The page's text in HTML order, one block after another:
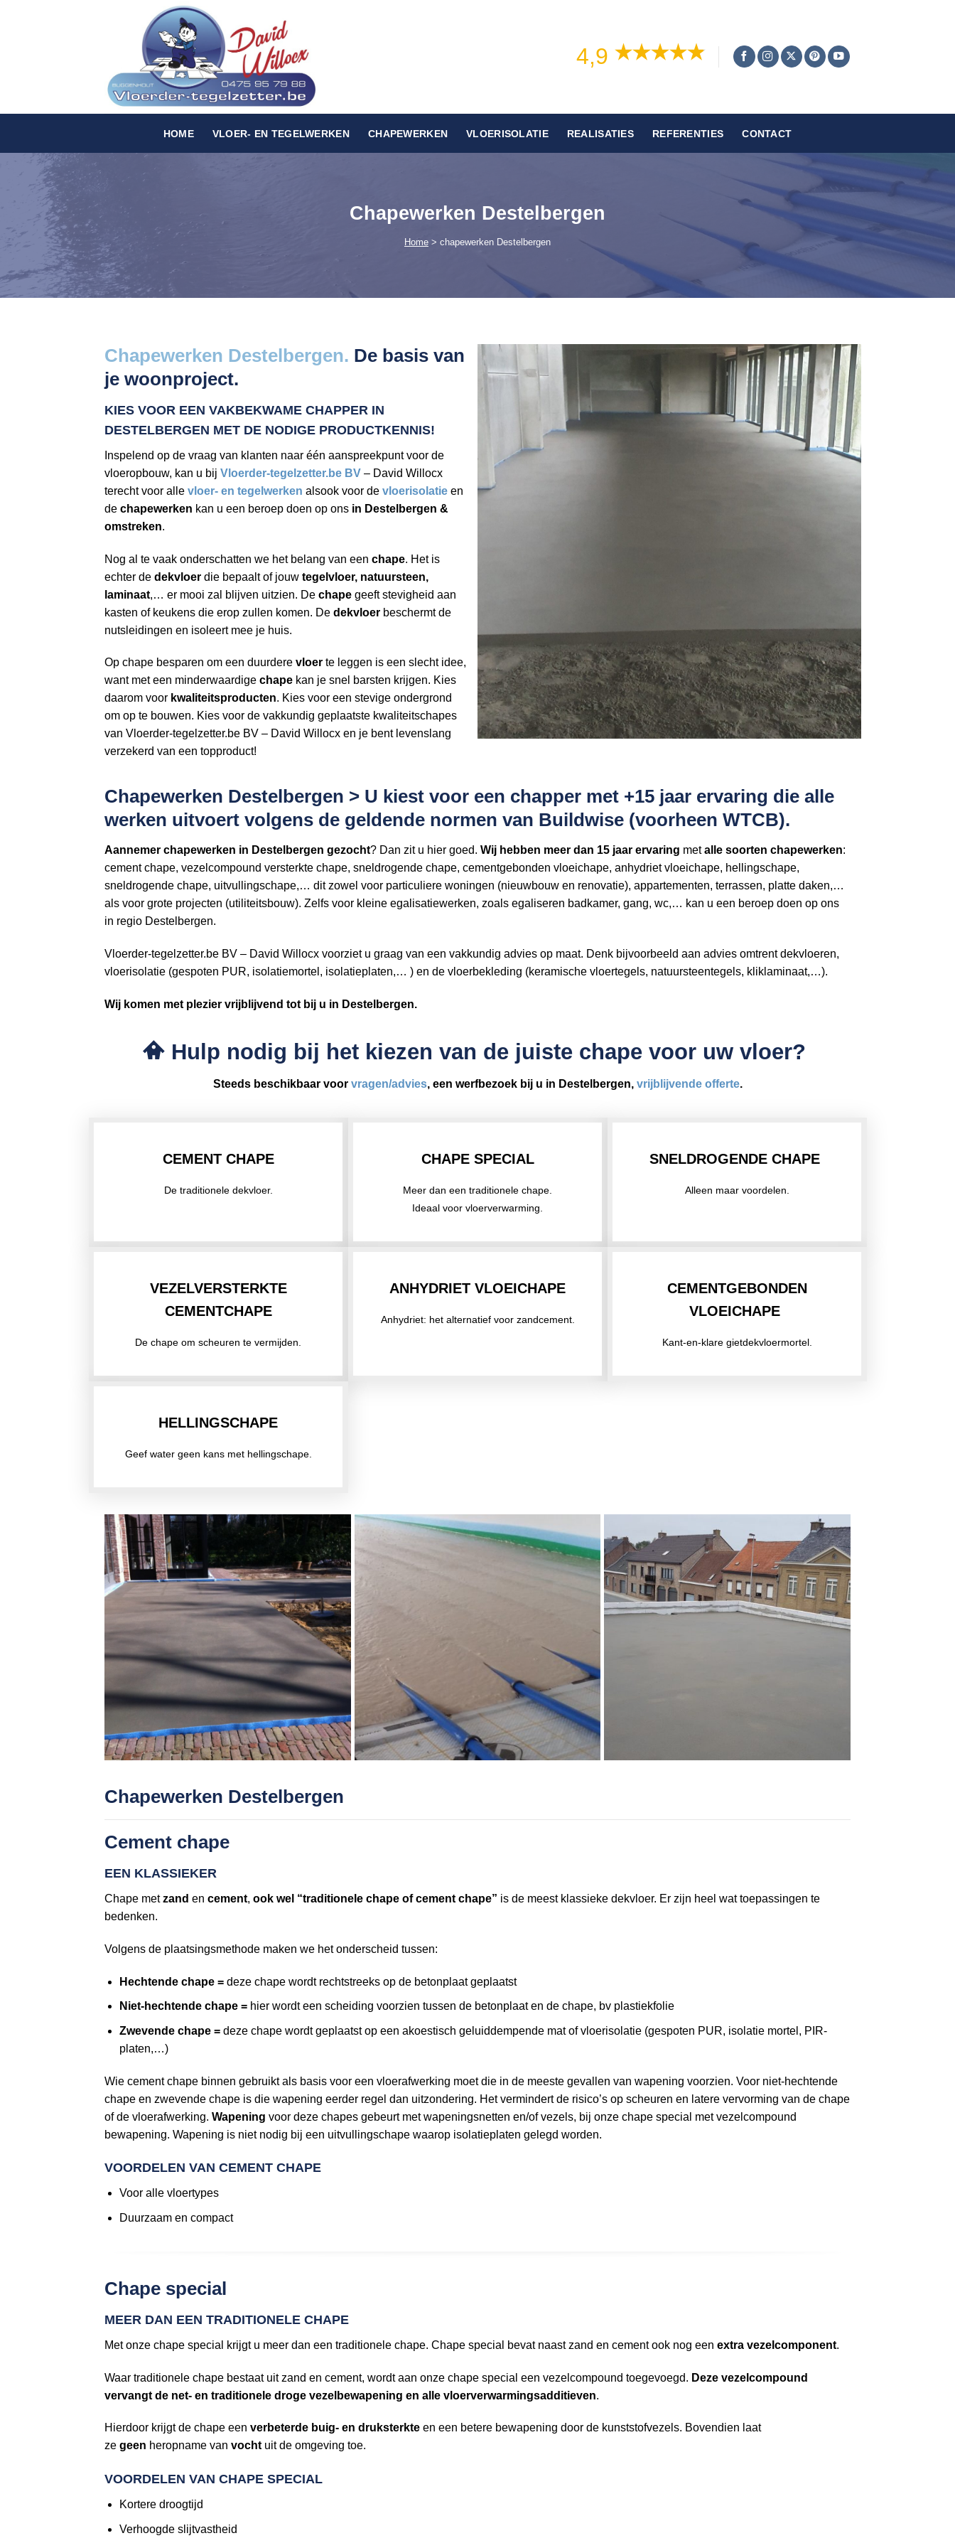
4,9
HOME VLOER- EN TEGELWERKEN CHAPEWERKEN VLOERISOLATIE REALISATIES REFERENTIES CONTACT
Chapewerken Destelbergen
Home > chapewerken Destelbergen
Chapewerken Destelbergen. De basis van
je woonproject.
KIES VOOR EEN VAKBEKWAME CHAPPER IN
DESTELBERGEN MET DE NODIGE PRODUCTKENNIS!
Inspelend op de vraag van klanten naar één aanspreekpunt voor de
vloeropbouw, kan u bij Vloerder-tegelzetter.be BV – David Willocx
terecht voor alle vloer- en tegelwerken alsook voor de vloerisolatie en
de chapewerken kan u een beroep doen op ons in Destelbergen &
omstreken.
Nog al te vaak onderschatten we het belang van een chape. Het is
echter de dekvloer die bepaalt of jouw tegelvloer, natuursteen,
laminaat,… er mooi zal blijven uitzien. De chape geeft stevigheid aan
kasten of keukens die erop zullen komen. De dekvloer beschermt de
nutsleidingen en isoleert mee je huis.
Op chape besparen om een duurdere vloer te leggen is een slecht idee,
want met een minderwaardige chape kan je snel barsten krijgen. Kies
daarom voor kwaliteitsproducten. Kies voor een stevige ondergrond
om op te bouwen. Kies voor de vakkundig geplaatste kwaliteitschapes
van Vloerder-tegelzetter.be BV – David Willocx en je bent levenslang
verzekerd van een topproduct!
Chapewerken Destelbergen > U kiest voor een chapper met +15 jaar ervaring die alle
werken uitvoert volgens de geldende normen van Buildwise (voorheen WTCB).
Aannemer chapewerken in Destelbergen gezocht? Dan zit u hier goed. Wij hebben meer dan 15 jaar ervaring metalle soorten chapewerken:
cement chape, vezelcompound versterkte chape, sneldrogende chape, cementgebonden vloeichape, anhydriet vloeichape, hellingschape,
sneldrogende chape, uitvullingschape,… dit zowel voor particuliere woningen (nieuwbouw en renovatie), appartementen, terrassen, platte daken,…
als voor grote projecten (utiliteitsbouw). Zelfs voor kleine egalisatiewerken, zoals egaliseren badkamer, gang, wc,… kan u een beroep doen op ons
in regio Destelbergen.
Vloerder-tegelzetter.be BV – David Willocx voorziet u graag van een vakkundig advies op maat. Denk bijvoorbeeld aan advies omtrent dekvloeren,
vloerisolatie (gespoten PUR, isolatiemortel, isolatieplaten,… ) en de vloerbekleding (keramische vloertegels, natuursteentegels, kliklaminaat,…).
Wij komen met plezier vrijblijvend tot bij u in Destelbergen.
Hulp nodig bij het kiezen van de juiste chape voor uw vloer?
Steeds beschikbaar voor vragen/advies, een werfbezoek bij u in Destelbergen, vrijblijvende offerte.
CEMENT CHAPE
De traditionele dekvloer.
CHAPE SPECIAL
Meer dan een traditionele chape.
Ideaal voor vloerverwarming.
SNELDROGENDE CHAPE
Alleen maar voordelen.
VEZELVERSTERKTE
CEMENTCHAPE
De chape om scheuren te vermijden.
ANHYDRIET VLOEICHAPE
Anhydriet: het alternatief voor zandcement.
CEMENTGEBONDEN
VLOEICHAPE
Kant-en-klare gietdekvloermortel.
HELLINGSCHAPE
Geef water geen kans met hellingschape.
Chapewerken Destelbergen
Cement chape
EEN KLASSIEKER
Chape metzand en cement, ook wel “traditionele chape of cement chape” is de meest klassieke dekvloer. Er zijn heel wat toepassingen te
bedenken.
Volgens de plaatsingsmethode maken we het onderscheid tussen:
Hechtende chape = deze chape wordt rechtstreeks op de betonplaat geplaatst
Niet-hechtende chape = hier wordt een scheiding voorzien tussen de betonplaat en de chape, bv plastiekfolie
Zwevende chape = deze chape wordt geplaatst op een akoestisch geluiddempende mat of vloerisolatie (gespoten PUR, isolatie mortel, PIR-
platen,…)
Wie cement chape binnen gebruikt als basis voor een vloerafwerking moet die in de meeste gevallen van wapening voorzien. Voor niet-hechtende
chape en zwevende chape is die wapening eerder regel dan uitzondering. Het vermindert de risico’s op scheuren en latere vervorming van de chape
of de vloerafwerking. Wapening voor deze chapes gebeurt met wapeningsnetten en/of vezels, bij onze chape special met vezelcompound
bewapening. Wapening is niet nodig bij een uitvullingschape waarop isolatieplaten gelegd worden.
VOORDELEN VAN CEMENT CHAPE
Voor alle vloertypes
Duurzaam en compact
Chape special
MEER DAN EEN TRADITIONELE CHAPE
Met onze chape special krijgt u meer dan een traditionele chape. Chape special bevat naast zand en cement ook nog een extra vezelcomponent.
Waar traditionele chape bestaat uit zand en cement, wordt aan onze chape special een vezelcompound toegevoegd. Deze vezelcompound
vervangt de net- en traditionele droge vezelbewapening en alle vloerverwarmingsadditieven.
Hierdoor krijgt de chape een verbeterde buig- en druksterkte en een betere bewapening door de kunststofvezels. Bovendien laat
ze geen heropname van vocht uit de omgeving toe.
VOORDELEN VAN CHAPE SPECIAL
Kortere droogtijd
Verhoogde slijtvastheid